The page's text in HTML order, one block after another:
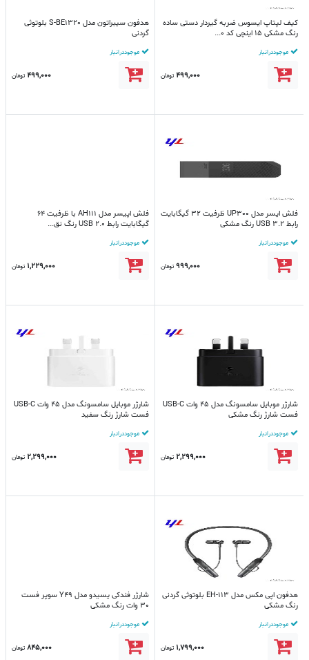
کیف لپتاپ ایسوس ضربه گیردار دستی ساده
رنگ مشکی 15 اینچی کد 0...
موجود در انبار
499,000 تومان
هدفون سیبراتون مدل S-BE1320 بلوتوثی
گردنی
موجود در انبار
499,000 تومان
فلش ایسر مدل UP300 ظرفیت 32 گیگابایت
رابط USB 3.2 رنگ مشکی
موجود در انبار
999,000 تومان
فلش اپیسر مدل AH111 با ظرفیت 64
گیگابایت رابط USB 2.0 رنگ نق...
موجود در انبار
1,229,000 تومان
شارژر موبایل سامسونگ مدل 45 وات USB-C
فست شارژ رنگ مشکی
موجود در انبار
2,299,000 تومان
شارژر موبایل سامسونگ مدل 45 وات USB-C
فست شارژ رنگ سفید
موجود در انبار
2,299,000 تومان
هدفون اپی مکس مدل EH-113 بلوتوثی گردنی
رنگ مشکی
موجود در انبار
1,799,000 تومان
شارژر فندکی یسیدو مدل Y49 سوپر فست
30 وات رنگ مشکی
موجود در انبار
845,000 تومان